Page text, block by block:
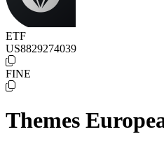
ETF
US8829274039
FINE
Themes